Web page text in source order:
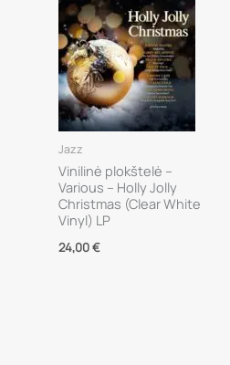
Jazz
Vinilinė plokštelė –
Various – Holly Jolly
Christmas (Clear White
Vinyl) LP
24,00€